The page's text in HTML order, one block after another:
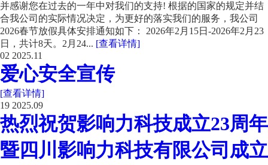
并感谢您在过去的一年中对我们的支持! 根据的国家的规定并结
合我公司的实际情况决定，为更好的落实我们的服务，我公司
2026春节放假具体安排通知如下： 2026年2月15日-2026年2月23
日，共计8天。2月24... [查看详情]
02 2025.11
爱心安全宣传
[查看详情]
19 2025.09
热烈祝贺影响力科技成立23周年
暨四川影响力科技有限公司成立